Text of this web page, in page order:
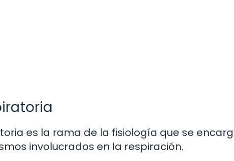
es la rama de la fisiología que se
involucrados en la respiración.